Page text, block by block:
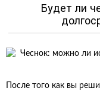
Будет ли
После того как вы